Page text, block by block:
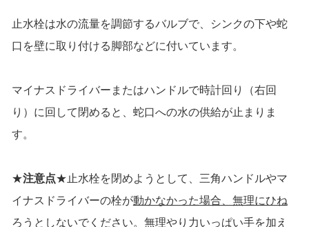
止水栓は水の流量を調節するバルブで、シンクの下や蛇
口を壁に取り付ける脚部などに付いています。
マイナスドライバーまたはハンドルで時計回り（右回
り）に回して閉めると、蛇口への水の供給が止まりま
す。
★注意点★止水栓を閉めようとして、三角ハンドルやマ
イナスドライバーの栓が動かなかった場合、無理にひね
ろうとしないでください。無理やり力いっぱい手を加え